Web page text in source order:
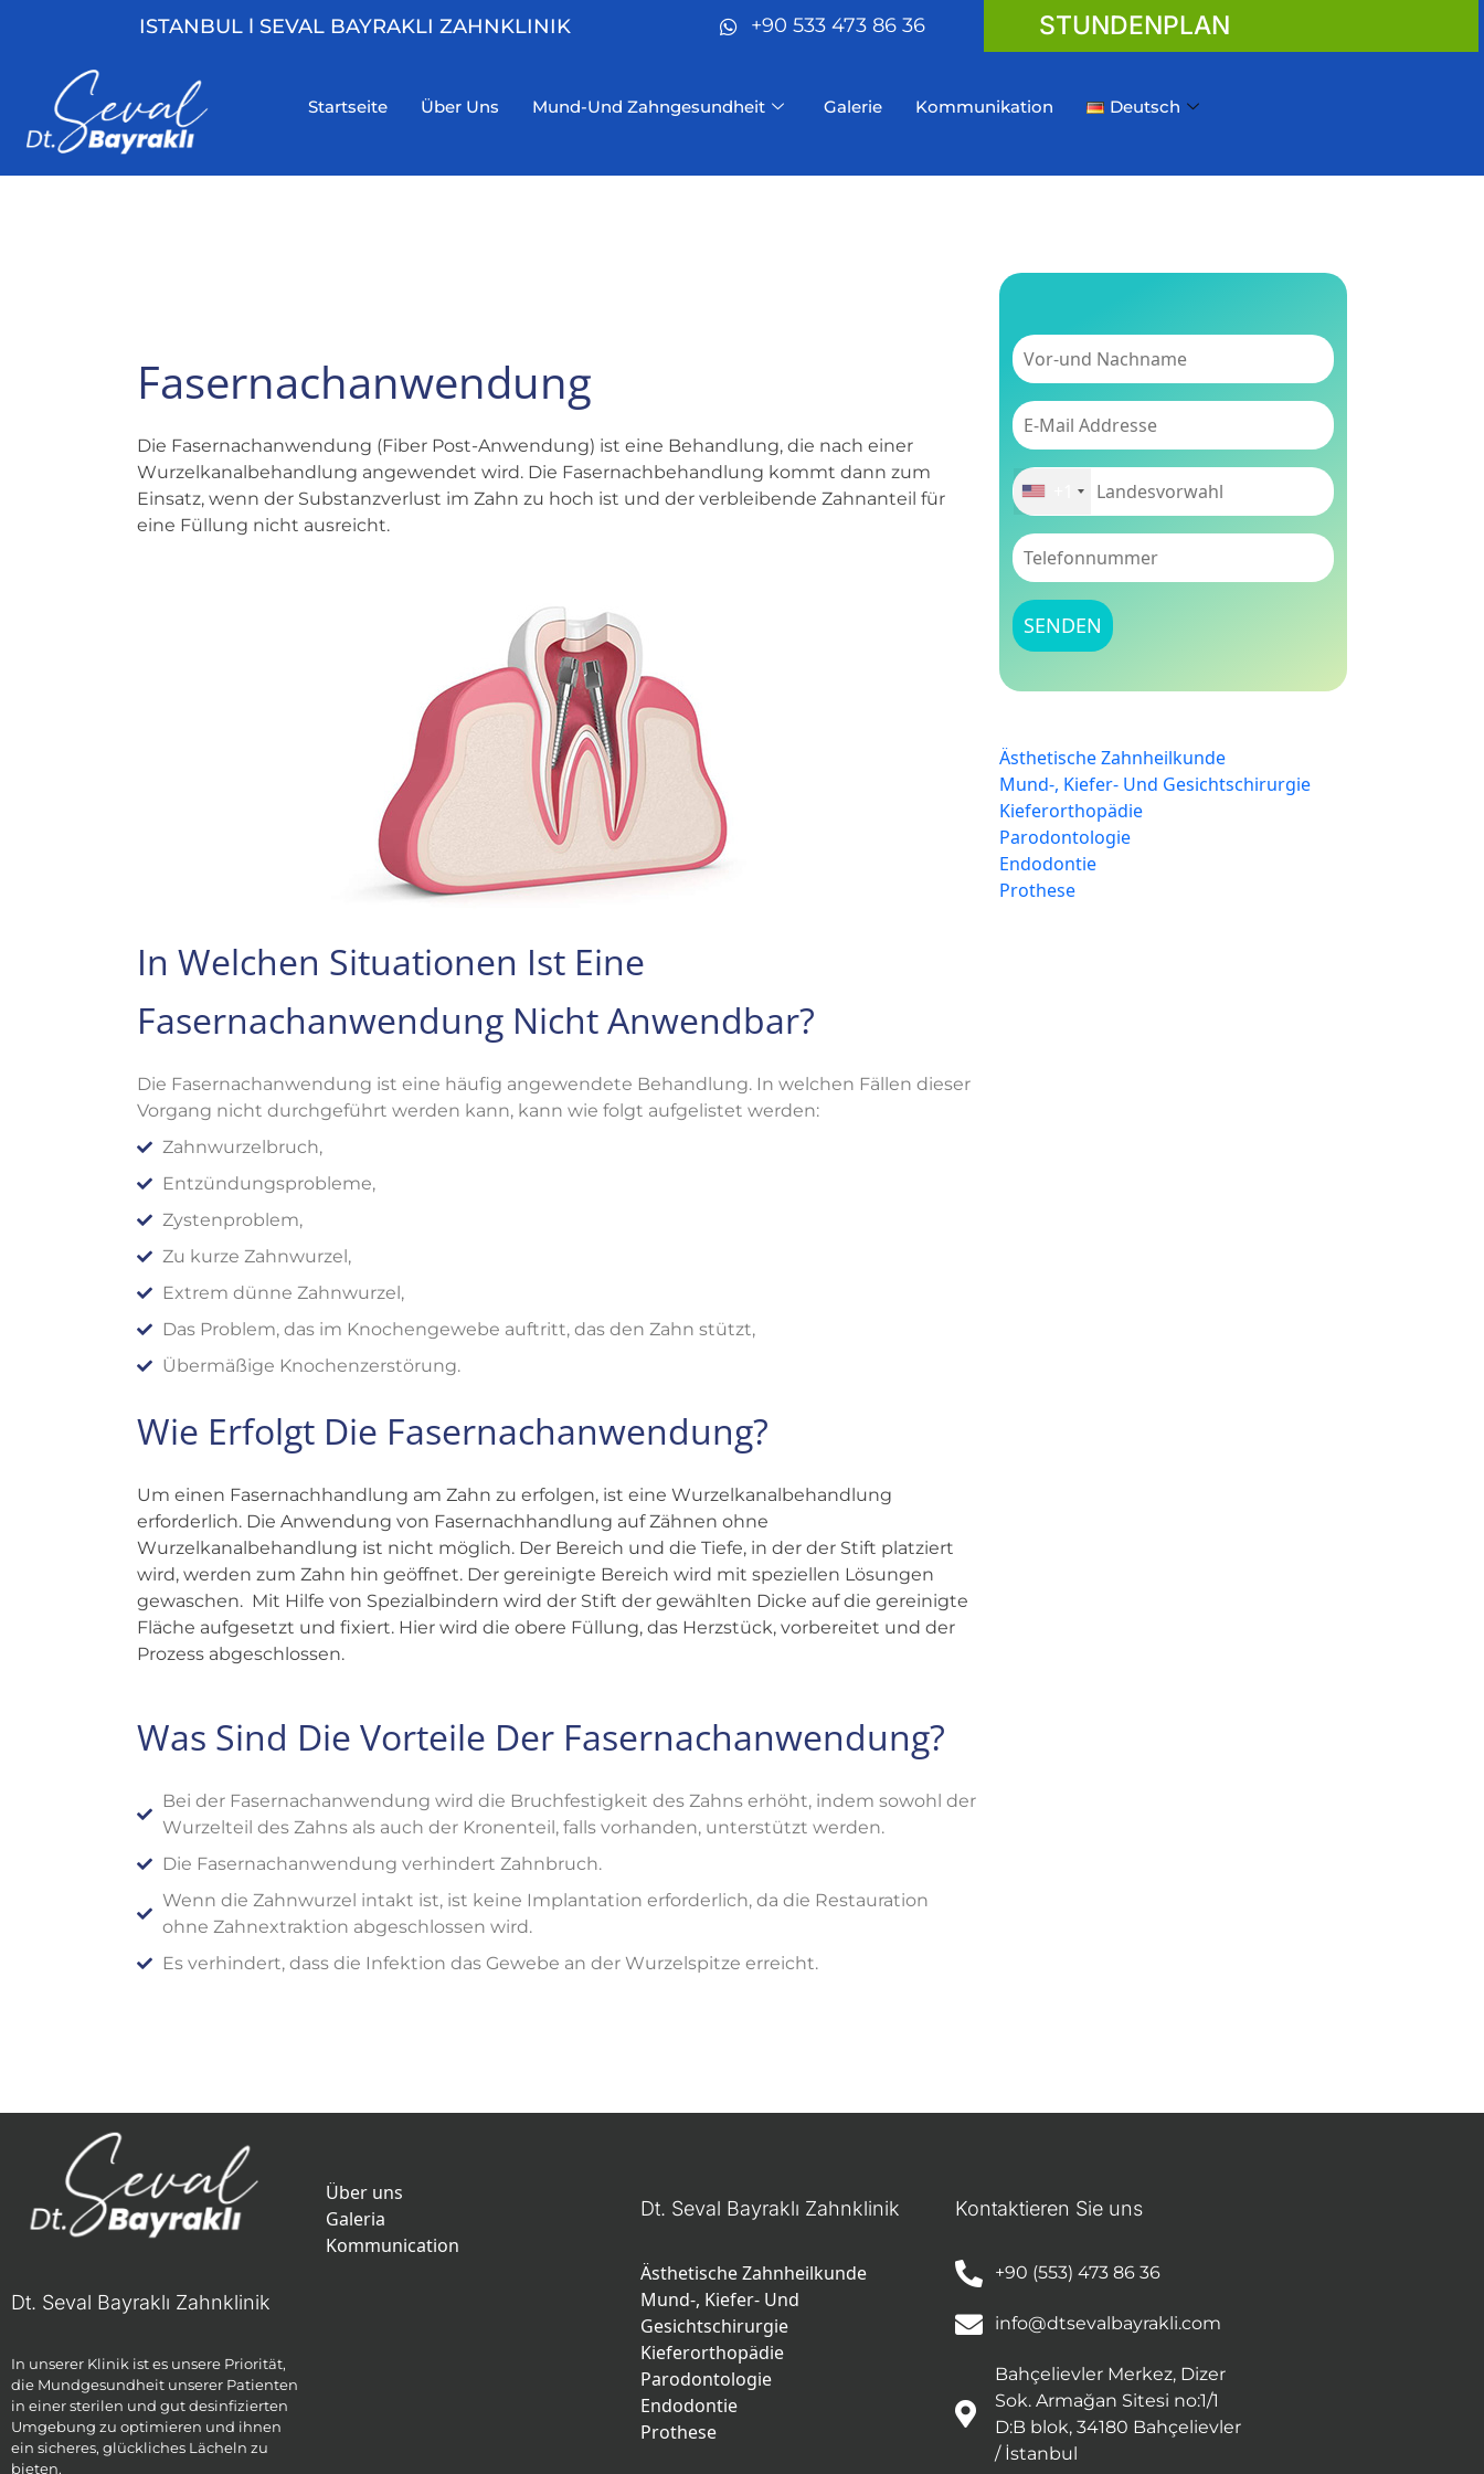
ISTANBUL l SEVAL BAYRAKLI ZAHNKLINIK +90 533 473 86 36 STUNDENPLAN
Startseite Über Uns Mund-Und Zahngesundheit Galerie Kommunikation Deutsch
Fasernachanwendung
Die Fasernachanwendung (Fiber Post-Anwendung) ist eine Behandlung, die nach einer
Wurzelkanalbehandlung angewendet wird. Die Fasernachbehandlung kommt dann zum
Einsatz, wenn der Substanzverlust im Zahn zu hoch ist und der verbleibende Zahnanteil für
eine Füllung nicht ausreicht.
In Welchen Situationen Ist Eine
Fasernachanwendung Nicht Anwendbar?
Die Fasernachanwendung ist eine häufig angewendete Behandlung. In welchen Fällen dieser
Vorgang nicht durchgeführt werden kann, kann wie folgt aufgelistet werden:
Zahnwurzelbruch,
Entzündungsprobleme,
Zystenproblem,
Zu kurze Zahnwurzel,
Extrem dünne Zahnwurzel,
Das Problem, das im Knochengewebe auftritt, das den Zahn stützt,
Übermäßige Knochenzerstörung.
Wie Erfolgt Die Fasernachanwendung?
Um einen Fasernachhandlung am Zahn zu erfolgen, ist eine Wurzelkanalbehandlung
erforderlich. Die Anwendung von Fasernachhandlung auf Zähnen ohne
Wurzelkanalbehandlung ist nicht möglich. Der Bereich und die Tiefe, in der der Stift platziert
wird, werden zum Zahn hin geöffnet. Der gereinigte Bereich wird mit speziellen Lösungen
gewaschen. Mit Hilfe von Spezialbindern wird der Stift der gewählten Dicke auf die gereinigte
Fläche aufgesetzt und fixiert. Hier wird die obere Füllung, das Herzstück, vorbereitet und der
Prozess abgeschlossen.
Was Sind Die Vorteile Der Fasernachanwendung?
Bei der Fasernachanwendung wird die Bruchfestigkeit des Zahns erhöht, indem sowohl der
Wurzelteil des Zahns als auch der Kronenteil, falls vorhanden, unterstützt werden.
Die Fasernachanwendung verhindert Zahnbruch.
Wenn die Zahnwurzel intakt ist, ist keine Implantation erforderlich, da die Restauration
ohne Zahnextraktion abgeschlossen wird.
Es verhindert, dass die Infektion das Gewebe an der Wurzelspitze erreicht.
Ästhetische Zahnheilkunde
Mund-, Kiefer- Und Gesichtschirurgie
Kieferorthopädie
Parodontologie
Endodontie
Prothese
Dt. Seval Bayraklı Zahnklinik
In unserer Klinik ist es unsere Priorität,
die Mundgesundheit unserer Patienten
in einer sterilen und gut desinfizierten
Umgebung zu optimieren und ihnen
ein sicheres, glückliches Lächeln zu
bieten.
Über uns
Galeria
Kommunication
Dt. Seval Bayraklı Zahnklinik
Ästhetische Zahnheilkunde
Mund-, Kiefer- Und
Gesichtschirurgie
Kieferorthopädie
Parodontologie
Endodontie
Prothese
Kontaktieren Sie uns
+90 (553) 473 86 36
info@dtsevalbayrakli.com
Bahçelievler Merkez, Dizer
Sok. Armağan Sitesi no:1/1
D:B blok, 34180 Bahçelievler
/ İstanbul